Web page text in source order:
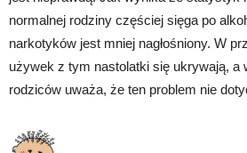
normalnej rodziny częściej sięga po
narkotyków jest mniej nagłośniony. W
używek z tym nastolatki się ukrywają, a
rodziców uważa, że ten problem nie